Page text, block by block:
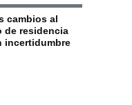
cambios al
de residencia
incertidumbre